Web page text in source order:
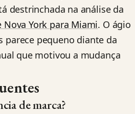
destrinchada na análise da
York para Miami. O ágio
parece pequeno diante da
que motivou a mudança
de marca?